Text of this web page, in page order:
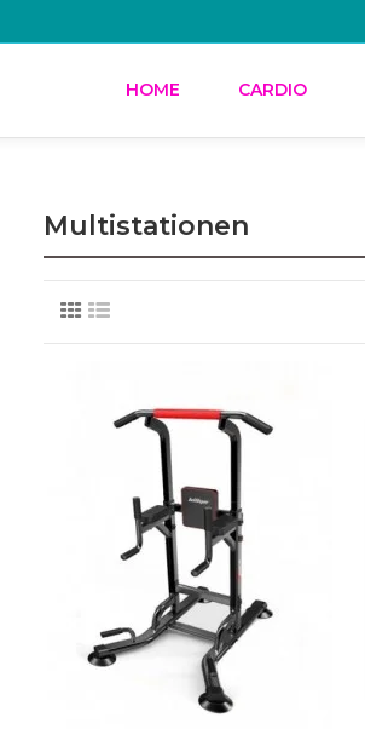
HOME CARDIO
Multistationen